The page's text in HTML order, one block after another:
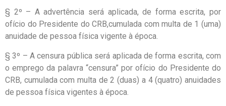
§ 2º – A advertência será aplicada, de forma escrita, por
ofício do Presidente do CRB,cumulada com multa de 1 (uma)
anuidade de pessoa física vigente à época.
§ 3º – A censura pública será aplicada de forma escrita, com
o emprego da palavra “censura” por ofício do Presidente do
CRB, cumulada com multa de 2 (duas) a 4 (quatro) anuidades
de pessoa física vigentes à época.